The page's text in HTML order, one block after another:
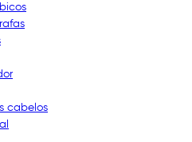
cabelos